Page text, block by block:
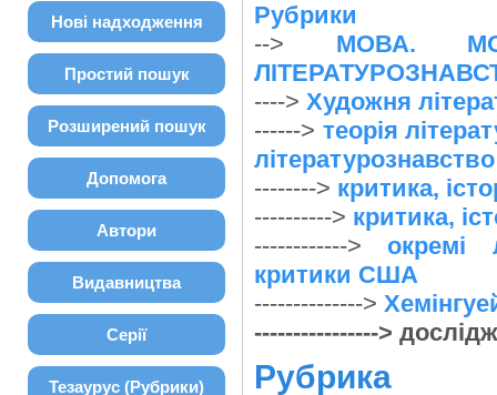
Нові надходження
Простий пошук
Розширений пошук
Допомога
Автори
Видавництва
Серії
Тезаурус (Рубрики)
Рубрики
--> МОВА.
----> Художня
------> теорія
літературознавство
--------> критика,
----------> критика,
------------> окремі
критики США
-------------->
---------------->
Рубрика